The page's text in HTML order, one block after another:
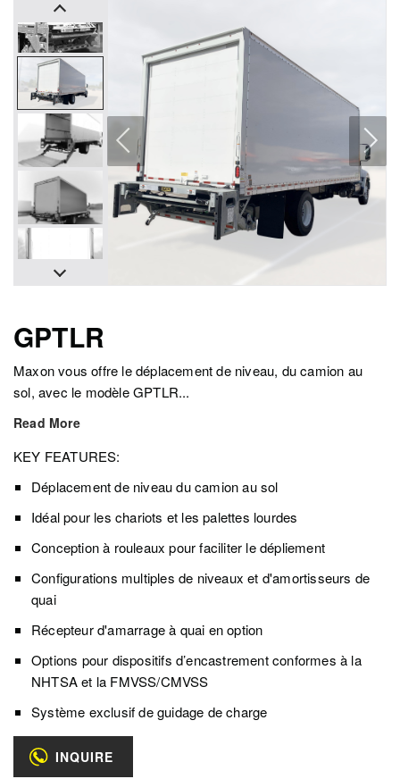
GPTLR
Maxon vous offre le déplacement de niveau, du camion au
sol, avec le modèle GPTLR...
Read More
KEY FEATURES:
Déplacement de niveau du camion au sol
Idéal pour les chariots et les palettes lourdes
Conception à rouleaux pour faciliter le dépliement
Configurations multiples de niveaux et d'amortisseurs de
quai
Récepteur d'amarrage à quai en option
Options pour dispositifs d’encastrement conformes à la
NHTSA et la FMVSS/CMVSS
Système exclusif de guidage de charge
INQUIRE